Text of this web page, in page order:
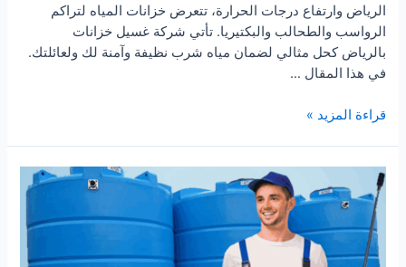
الرياض وارتفاع درجات الحرارة، تتعرض خزانات المياه لتراكم
الرواسب والطحالب والبكتيريا. تأتي شركة غسيل خزانات
بالرياض كحل مثالي لضمان مياه شرب نظيفة وآمنة لك ولعائلتك.
في هذا المقال …
شركة
بالرياض
قراءة المزيد »